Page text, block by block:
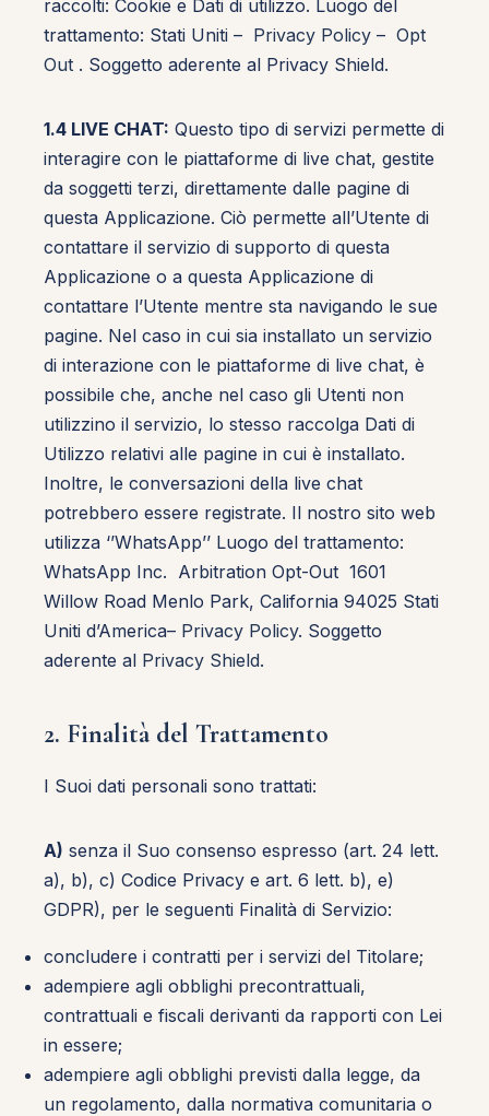
raccolti: Cookie e Dati di utilizzo. Luogo del
trattamento: Stati Uniti – Privacy Policy – Opt
Out . Soggetto aderente al Privacy Shield.
1.4 LIVE CHAT: Questo tipo di servizi permette di
interagire con le piattaforme di live chat, gestite
da soggetti terzi, direttamente dalle pagine di
questa Applicazione. Ciò permette all’Utente di
contattare il servizio di supporto di questa
Applicazione o a questa Applicazione di
contattare l’Utente mentre sta navigando le sue
pagine. Nel caso in cui sia installato un servizio
di interazione con le piattaforme di live chat, è
possibile che, anche nel caso gli Utenti non
utilizzino il servizio, lo stesso raccolga Dati di
Utilizzo relativi alle pagine in cui è installato.
Inoltre, le conversazioni della live chat
potrebbero essere registrate. Il nostro sito web
utilizza ‘’WhatsApp’’ Luogo del trattamento:
WhatsApp Inc. Arbitration Opt-Out 1601
Willow Road Menlo Park, California 94025 Stati
Uniti d’America– Privacy Policy. Soggetto
aderente al Privacy Shield.
2. Finalità del Trattamento
I Suoi dati personali sono trattati:
A) senza il Suo consenso espresso (art. 24 lett.
a), b), c) Codice Privacy e art. 6 lett. b), e)
GDPR), per le seguenti Finalità di Servizio:
concludere i contratti per i servizi del Titolare;
adempiere agli obblighi precontrattuali,
contrattuali e fiscali derivanti da rapporti con Lei
in essere;
adempiere agli obblighi previsti dalla legge, da
un regolamento, dalla normativa comunitaria o